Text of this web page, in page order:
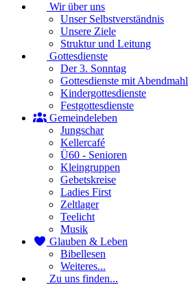
Wir über uns
Unser Selbstverständnis
Unsere Ziele
Struktur und Leitung
Gottesdienste
Der 3. Sonntag
Gottesdienste mit Abendmahl
Kindergottesdienste
Festgottesdienste
Gemeindeleben
Jungschar
Kellercafé
Ü60 - Senioren
Kleingruppen
Gebetskreise
Ladies First
Zeltlager
Teelicht
Musik
Glauben & Leben
Bibellesen
Weiteres...
Zu uns finden...